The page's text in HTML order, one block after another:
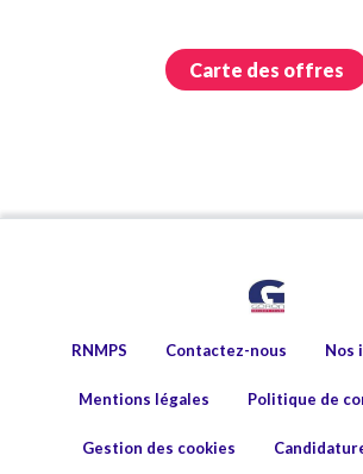
Carte des offres
RNMPS Contactez-nous Nos
Mentions légales Politique de
Gestion des cookies